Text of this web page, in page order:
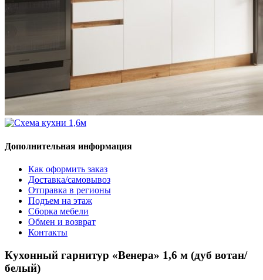
Дополнительная информация
Как оформить заказ
Доставка/самовывоз
Отправка в регионы
Подъем на этаж
Сборка мебели
Обмен и возврат
Контакты
Кухонный гарнитур «Венера» 1,6 м (дуб вотан/
белый)